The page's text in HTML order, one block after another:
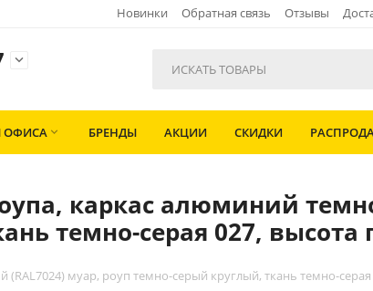
Новинки Обратная связь Отзывы

ОФИСА  БРЕНДЫ АКЦИИ СКИДКИ
каркас алюминий
темно-серая 027, высота
муар, роуп темно-серый круглый, ткань темно-серая